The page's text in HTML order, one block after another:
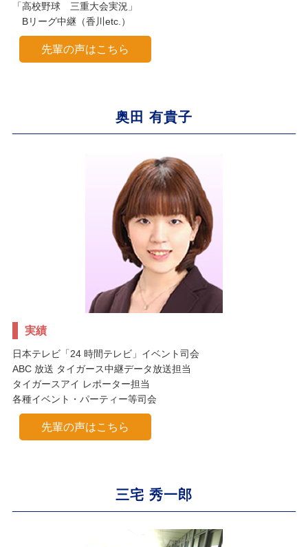
「高校野球 三重大会実況」
Bリーグ中継（香川etc.）
先輩の声はこちら
奥田 有貴子
実績
日本テレビ「24 時間テレビ」イベント司会
ABC 放送 タイガース中継データ放送担当
タイガースアイ レポーター担当
各種イベント・パーティー等司会
先輩の声はこちら
三宅 秀一郎